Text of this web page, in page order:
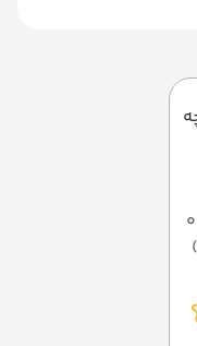
میانگین امتیاز 0